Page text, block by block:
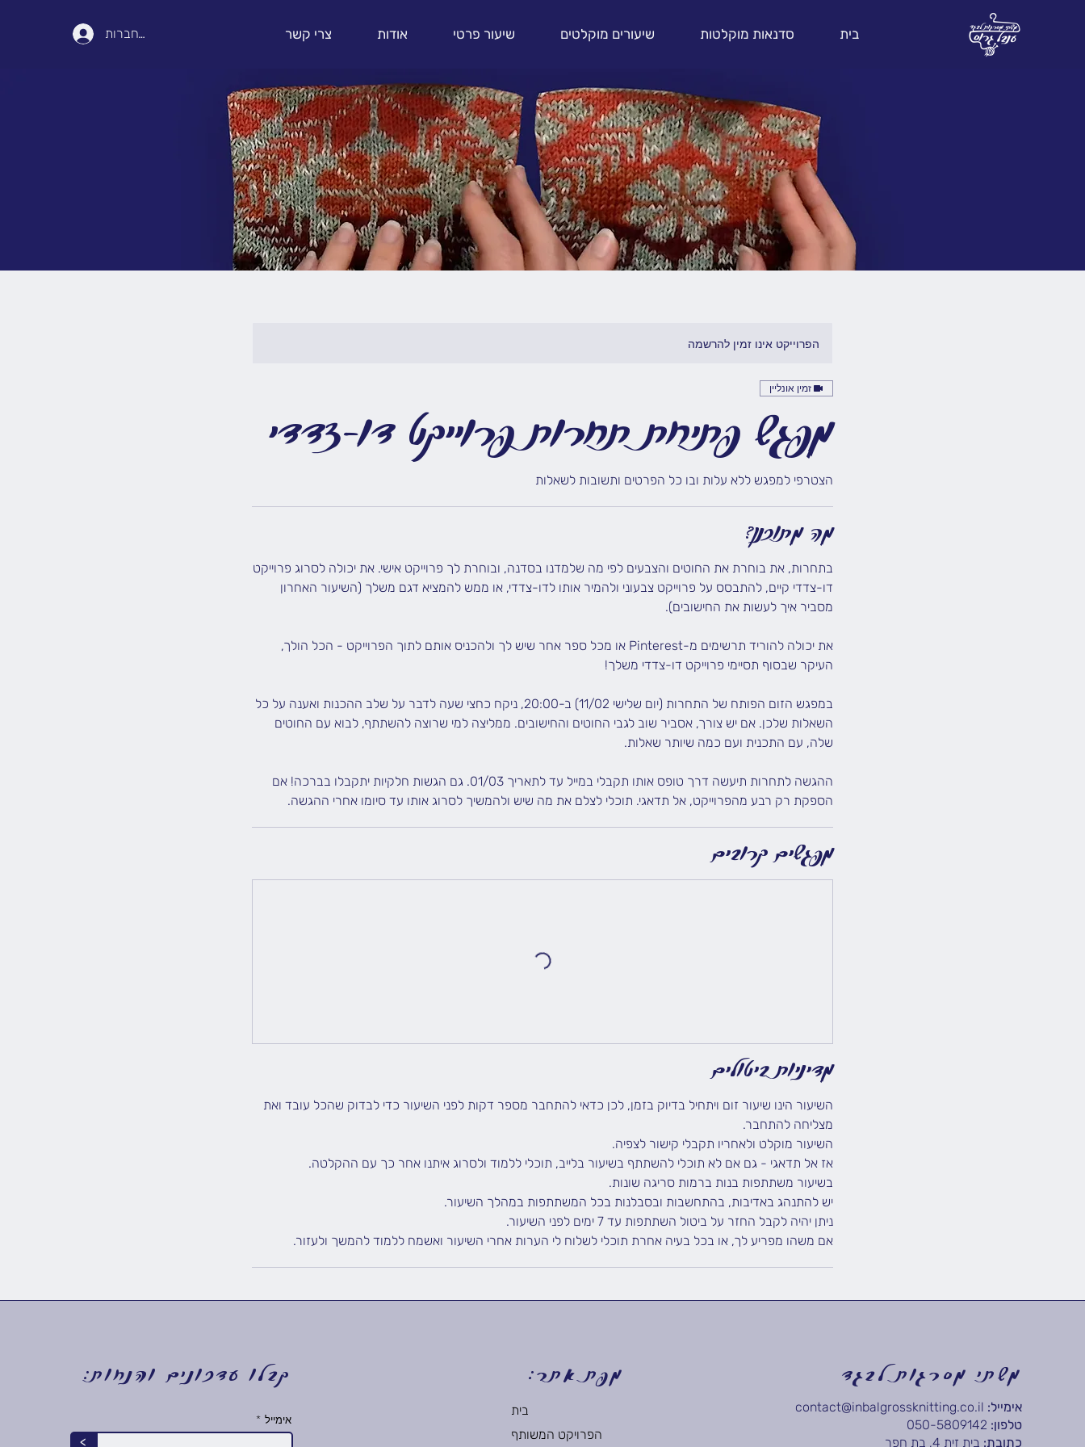
להתחברות בית סדנאות מוקלטות שיעורים מוקלטים שיעור פרטי אודות צרי קשר
הפרוייקט אינו זמין להרשמה
זמין אונליין
מפגש פתיחת תחרות פרוייקט דו-צדדי
הצטרפי למפגש ללא עלות ובו כל הפרטים ותשובות לשאלות
מה מתוכנן?
בתחרות, את בוחרת את החוטים והצבעים לפי מה שלמדנו בסדנה, ובוחרת לך פרוייקט אישי. את יכולה לסרוג פרוייקט
דו-צדדי קיים, להתבסס על פרוייקט צבעוני ולהמיר אותו לדו-צדדי, או ממש להמציא דגם משלך (השיעור האחרון
את יכולה להוריד תרשימים מ-Pinterest או מכל ספר אחר שיש לך ולהכניס אותם לתוך הפרוייקט - הכל הולך,
במפגש הזום הפותח של התחרות (יום שלישי 11/02) ב-20:00, ניקח כחצי שעה לדבר על שלב ההכנות ואענה על כל
השאלות שלכן. אם יש צורך, אסביר שוב לגבי החוטים והחישובים. ממליצה למי שרוצה להשתתף, לבוא עם החוטים
ההגשה לתחרות תיעשה דרך טופס אותו תקבלי במייל עד לתאריך 01/03. גם הגשות חלקיות יתקבלו בברכה! אם
הספקת רק רבע מהפרוייקט, אל תדאגי. תוכלי לצלם את מה שיש ולהמשיך לסרוג אותו עד סיומו אחרי ההגשה.
מפגשים קרובים
מדיניות ביטולים
השיעור הינו שיעור זום ויתחיל בדיוק בזמן, לכן כדאי להתחבר מספר דקות לפני השיעור כדי לבדוק שהכל עובד ואת
אם משהו מפריע לך, או בכל בעיה אחרת תוכלי לשלוח לי הערות אחרי השיעור ואשמח ללמוד להמשך ולעזור.
קבלו עדכונים והנחות:
>
אימייל
מפת אתר:
בית
הפרויקט המשותף
משתי מסרגות לבגד
אימייל: contact@inbalgrossknitting.co.il
טלפון:
כתובת: בית זית 4, בת חפר